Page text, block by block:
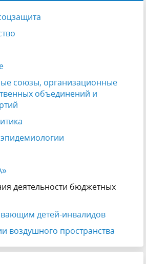
союзы, организационные
объединений и
деятельности бюджетных
детей-инвалидов
воздушного пространства